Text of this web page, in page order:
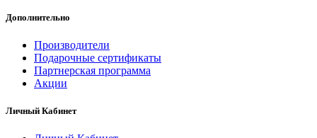
Дополнительно
Производители
Подарочные сертификаты
Партнерская программа
Акции
Личный Кабинет